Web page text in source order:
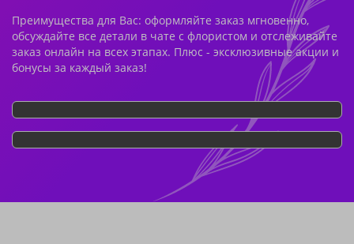
Преимущества для Вас: оформляйте заказ мгновенно,
обсуждайте все детали в чате с флористом и отслеживайте
заказ онлайн на всех этапах. Плюс - эксклюзивные акции и
бонусы за каждый заказ!